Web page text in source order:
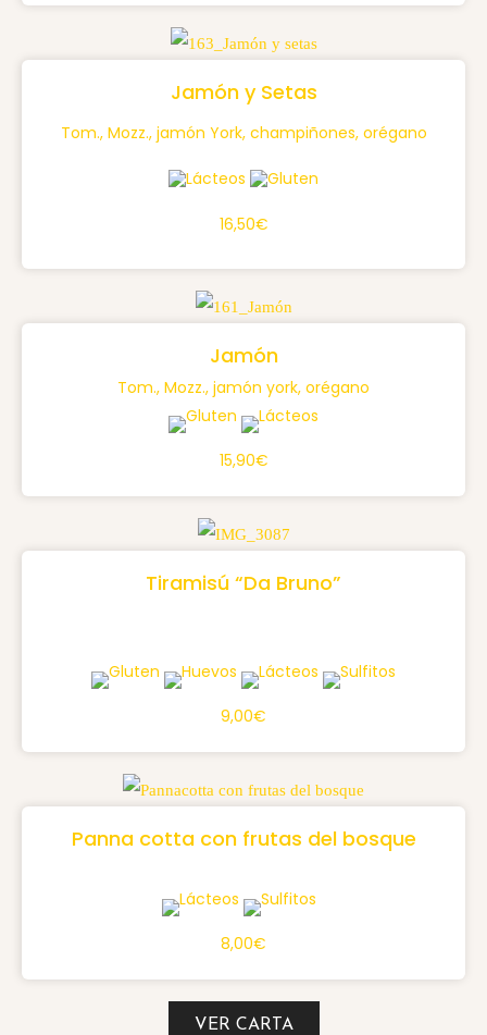
Jamón y Setas
Tom., Mozz., jamón York, champiñones, orégano
16,50€
Jamón
Tom., Mozz., jamón york, orégano
15,90€
Tiramisú “Da Bruno”
9,00€
Panna cotta con frutas del bosque
8,00€
VER CARTA